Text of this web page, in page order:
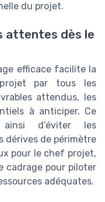
du projet.
attentes dès le
efficace facilite la
par tous les
attendus, les
à anticiper. Ce
d’éviter les
dérives de périmètre
pour le chef projet,
cadrage pour piloter
adéquates.